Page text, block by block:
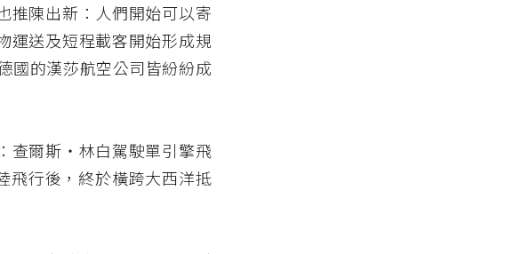
推陳出新：人們開始可以寄
運送及短程載客開始形成規
國的漢莎航空公司皆紛紛成
查爾斯・林白駕駛單引擎飛
飛行後，終於橫跨大西洋抵